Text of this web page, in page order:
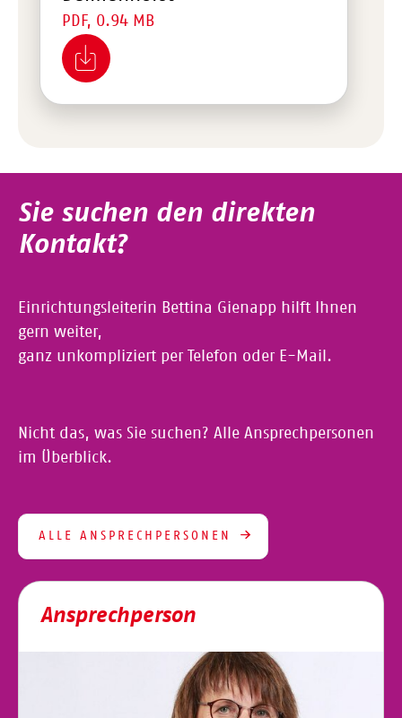
PDF, 0.94 MB
Sie suchen den direkten
Kontakt?
Einrichtungsleiterin Bettina Gienapp hilft Ihnen
gern weiter,
ganz unkompliziert per Telefon oder E-Mail.
Nicht das, was Sie suchen? Alle Ansprechpersonen
im Überblick.
ALLE ANSPRECHPERSONEN
Ansprechperson